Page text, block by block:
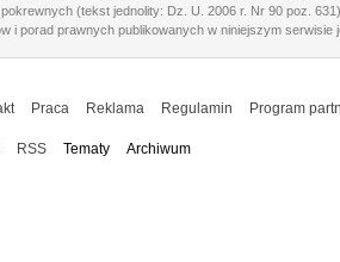
(tekst jednolity: Dz. U. 2006 r. Nr 90 poz.
i porad prawnych publikowanych w niniejszym serwisie
Praca Reklama Regulamin Program
RSS Tematy Archiwum